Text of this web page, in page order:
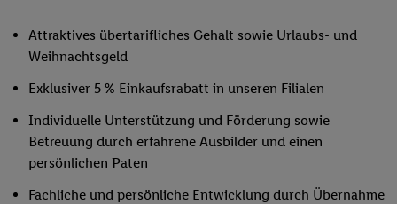
Attraktives übertarifliches Gehalt sowie Urlaubs- und
Weihnachtsgeld
Exklusiver 5 % Einkaufsrabatt in unseren Filialen
Individuelle Unterstützung und Förderung sowie
Betreuung durch erfahrene Ausbilder und einen
persönlichen Paten
Fachliche und persönliche Entwicklung durch Übernahme